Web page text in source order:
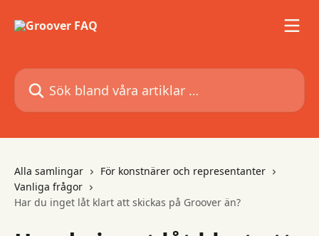
Sök bland våra artiklar …
Alla samlingar
För konstnärer och representanter
Vanliga frågor
Har du inget låt klart att skickas på Groover än?